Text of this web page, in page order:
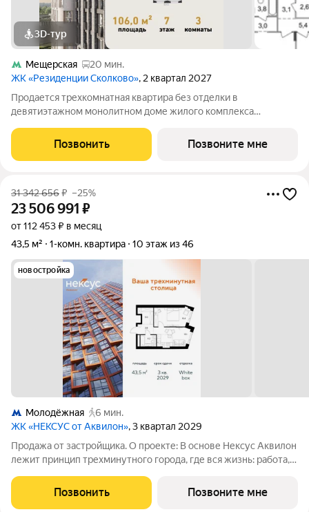
3D-тур
Мещерская
20 мин.
ЖК «Резиденции Сколково», 2 квартал 2027
Продается трехкомнатная квартира без отделки в
девятиэтажном монолитном доме жилого комплекса
этаж 7 из 9. Срок сдачи - 2 квартал 2027 года. ТОЛЬКО ДО 31
АВГУСТА выгодные условия на
Позвонить Позвоните мне
31 342 656₽ –25%
23 506 991 ₽
от 112 453 ₽ в месяц
43,5 м²
1-комн. квартира 10 этаж из 46
новостройка
Молодёжная
6 мин.
ЖК «НЕКСУС от Аквилон», 3 квартал 2029
Продажа от застройщика. О проекте: В основе Нексус Аквилон
лежит принцип трехминутного города, где вся жизнь: работа,
шаговой доступности. Он не просто экономит время, а
кардинально
Позвонить Позвоните мне